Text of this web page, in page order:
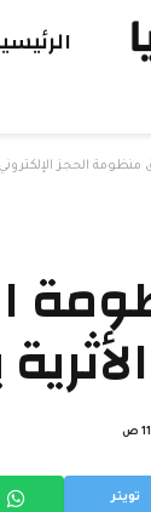
منظومة الحجز
تويتر